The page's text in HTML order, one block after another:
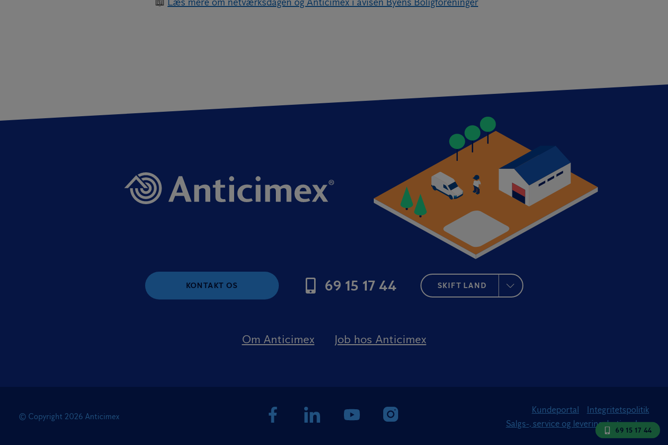
KONTAKT OS 69 15 17 44 SKIFT LAND
Om Anticimex Job hos Anticimex
Kundeportal
Integritetspolitik
Salgs-, service og leveringsbetingelser
© Copyright 2026 Anticimex
69 15 17 44